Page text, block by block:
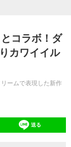
コラボ！ダ
カワイイル
ームで表現した新作
送る